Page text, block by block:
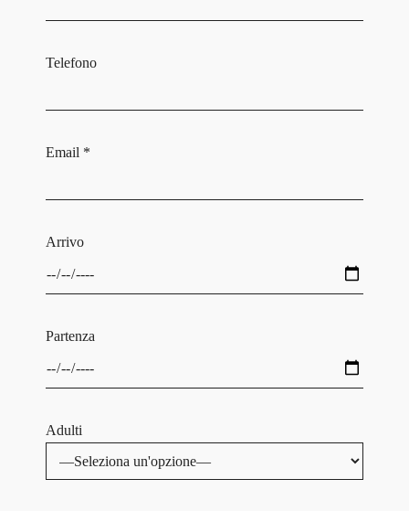
Telefono
Email *
Arrivo
Partenza
Adulti